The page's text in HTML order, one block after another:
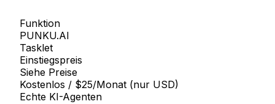
Funktion
PUNKU.AI
Tasklet
Einstiegspreis
Siehe Preise
Kostenlos / $25/Monat (nur USD)
Echte KI-Agenten